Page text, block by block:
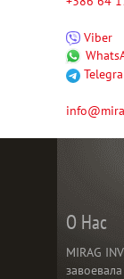
Viber
О Нас
MIRAG